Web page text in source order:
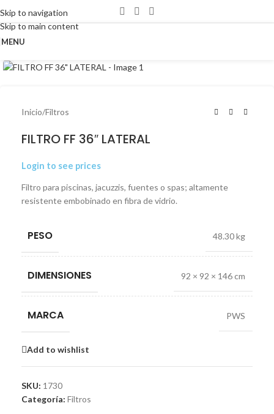
Skip to navigation
Skip to main content
MENU
Inicio/Filtros
FILTRO FF 36″ LATERAL
Login to see prices
Filtro para piscinas, jacuzzis, fuentes o spas; altamente
resistente embobinado en fibra de vidrio.
PESO 48.30 kg
DIMENSIONES 92 × 92 × 146 cm
MARCA PWS
Add to wishlist
SKU: 1730
Categoría: Filtros